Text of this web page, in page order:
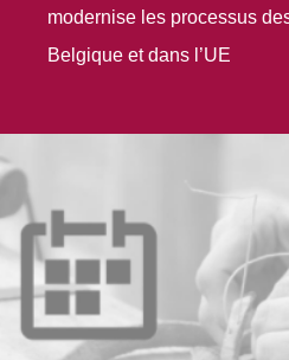
modernise les processus
Belgique et dans l’UE